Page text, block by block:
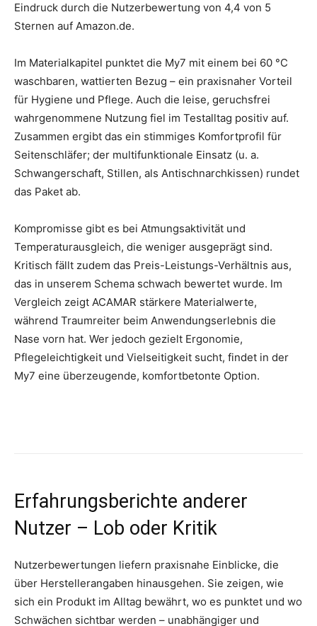
Eindruck durch die Nutzerbewertung von 4,4 von 5
Sternen auf Amazon.de.
Im Materialkapitel punktet die My7 mit einem bei 60 °C
waschbaren, wattierten Bezug – ein praxisnaher Vorteil
für Hygiene und Pflege. Auch die leise, geruchsfrei
wahrgenommene Nutzung fiel im Testalltag positiv auf.
Zusammen ergibt das ein stimmiges Komfortprofil für
Seitenschläfer; der multifunktionale Einsatz (u. a.
Schwangerschaft, Stillen, als Antischnarchkissen) rundet
das Paket ab.
Kompromisse gibt es bei Atmungsaktivität und
Temperaturausgleich, die weniger ausgeprägt sind.
Kritisch fällt zudem das Preis-Leistungs-Verhältnis aus,
das in unserem Schema schwach bewertet wurde. Im
Vergleich zeigt ACAMAR stärkere Materialwerte,
während Traumreiter beim Anwendungserlebnis die
Nase vorn hat. Wer jedoch gezielt Ergonomie,
Pflegeleichtigkeit und Vielseitigkeit sucht, findet in der
My7 eine überzeugende, komfortbetonte Option.
Erfahrungsberichte anderer
Nutzer – Lob oder Kritik
Nutzerbewertungen liefern praxisnahe Einblicke, die
über Herstellerangaben hinausgehen. Sie zeigen, wie
sich ein Produkt im Alltag bewährt, wo es punktet und wo
Schwächen sichtbar werden – unabhängiger und